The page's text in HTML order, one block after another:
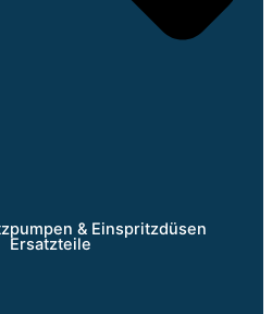
& Einspritzdüsen
Ersatzteile